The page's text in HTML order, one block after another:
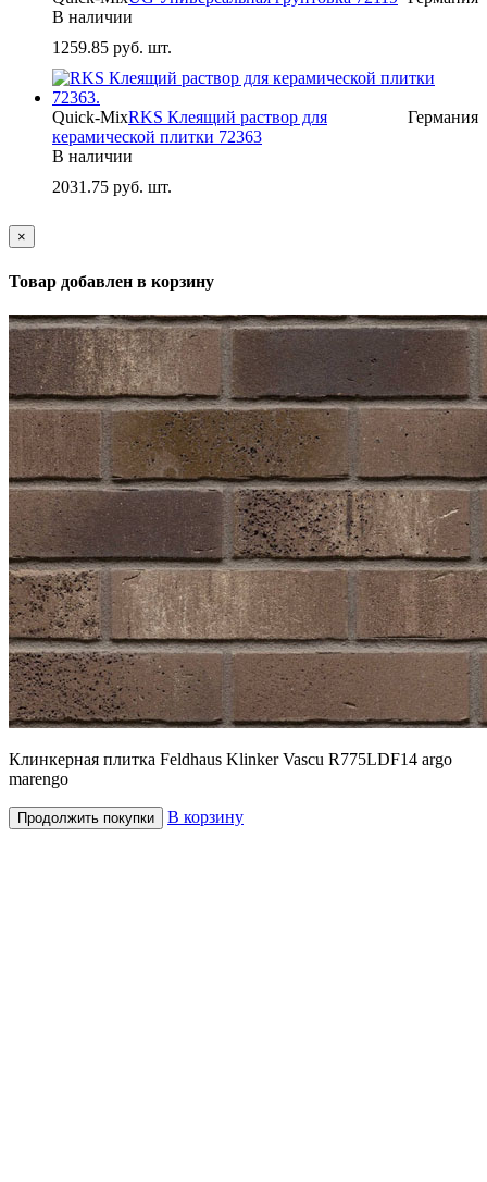
В наличии
1259.85 руб. шт.
Quick-Mix Германия
RKS Клеящий раствор для
керамической плитки 72363
В наличии
2031.75 руб. шт.
×
Товар добавлен в корзину
Клинкерная плитка Feldhaus Klinker Vascu R775LDF14 argo
marengo
Продолжить покупки В корзину